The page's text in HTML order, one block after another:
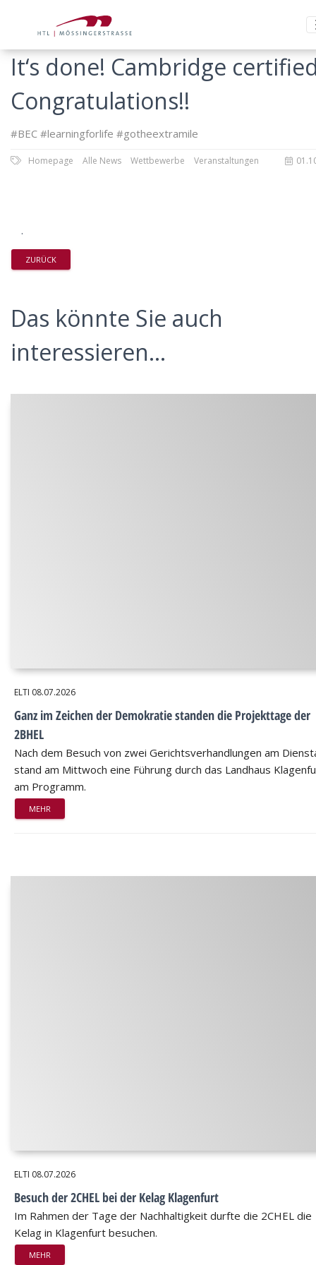
It‘s done! Cambridge
Congratulations!!
#BEC #learningforlife #gotheextramile
Homepage Alle News Wettbewerbe Veranstaltungen
.
ZURÜCK
Das könnte Sie auch
interessieren...
ELTI 08.07.2026
Ganz im Zeichen der Demokratie standen die Projekttage der
2BHEL
Nach dem Besuch von zwei Gerichtsverhandlungen am
stand am Mittwoch eine Führung durch das Landhaus
am Programm.
MEHR
ELTI 08.07.2026
Besuch der 2CHEL bei der Kelag Klagenfurt
Im Rahmen der Tage der Nachhaltigkeit durfte die 2CHEL die
Kelag in Klagenfurt besuchen.
MEHR